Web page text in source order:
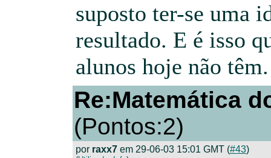
suposto ter-se uma
resultado. E é isso
alunos hoje não têm.
Re:Matemática
(Pontos:2)
por raxx7 em 29-06-03 15:01 GMT (#43)